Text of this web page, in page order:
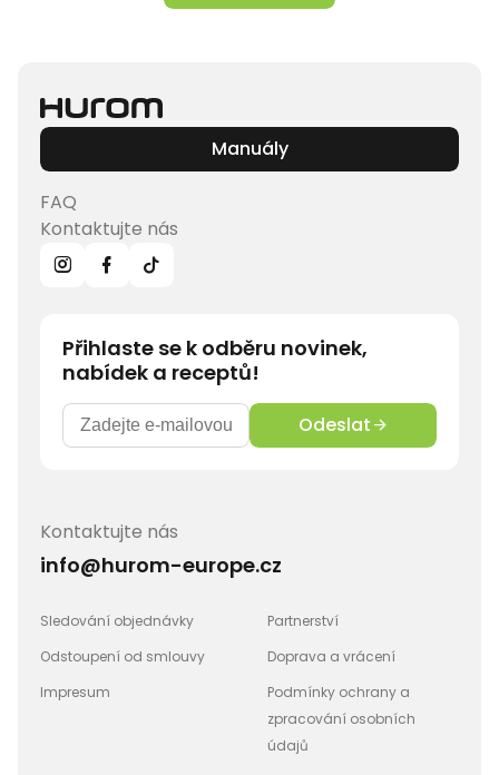
Manuály
FAQ
Kontaktujte nás
Přihlaste se k odběru novinek,
nabídek a receptů!
Odeslat
Kontaktujte nás
info@hurom-europe.cz
Sledování objednávky
Partnerství
Odstoupení od smlouvy
Doprava a vrácení
Impresum
Podmínky ochrany a
zpracování osobních
údajů